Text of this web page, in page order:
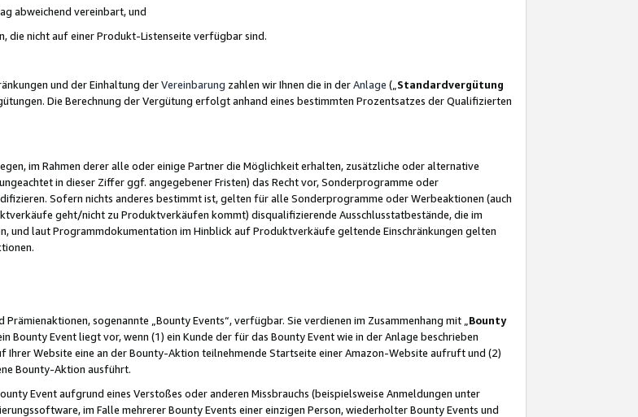
abweichend vereinbart, und
die nicht auf einer Produkt-Listenseite verfügbar sind.
und der Einhaltung derVereinbarung zahlen wir Ihnen die in derAnlage („ Standardvergütung
Die Berechnung der Vergütung erfolgt anhand eines bestimmten Prozentsatzes der Qualifizierten
im Rahmen derer alle oder einige Partner die Möglichkeit erhalten, zusätzliche oder alternative
in dieser Ziffer ggf. angegebener Fristen) das Recht vor, Sonderprogramme oder
Sofern nichts anderes bestimmt ist, gelten für alle Sonderprogramme oder Werbeaktionen (auch
geht/nicht zu Produktverkäufen kommt) disqualifizierende Ausschlusstatbestände, die im
und laut Programmdokumentation im Hinblick auf Produktverkäufe geltende Einschränkungen gelten
sogenannte „Bounty Events“, verfügbar. Sie verdienen im Zusammenhang mit „ Bounty
Bounty Event liegt vor, wenn (1) ein Kunde der für das Bounty Event wie in der Anlage beschrieben
Ihrer Website eine an der Bounty-Aktion teilnehmende Startseite einer Amazon-Website aufruft und (2)
Bounty-Aktion ausführt.
Event aufgrund eines Verstoßes oder anderen Missbrauchs (beispielsweise Anmeldungen unter
im Falle mehrerer Bounty Events einer einzigen Person, wiederholter Bounty Events und